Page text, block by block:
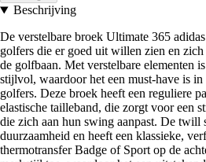
Beschrijving
De verstelbare broek Ultimate 365
golfers die er goed uit willen zien en
de golfbaan. Met verstelbare elementen
stijlvol, waardoor het een must-have is
golfers. Deze broek heeft een reguliere
elastische tailleband, die zorgt voor een
die zich aan hun swing aanpast. De twill
duurzaamheid en heeft een klassieke,
thermotransfer Badge of Sport op de